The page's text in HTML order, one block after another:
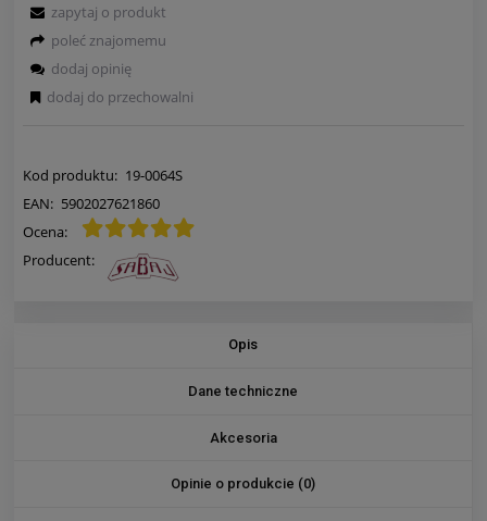
Kod produktu: 19-0064S
EAN: 5902027621860
Ocena:
Producent:
zapytaj o produkt
poleć znajomemu
dodaj opinię
dodaj do przechowalni
Opis
Dane techniczne
Akcesoria
Opinie o produkcie (0)